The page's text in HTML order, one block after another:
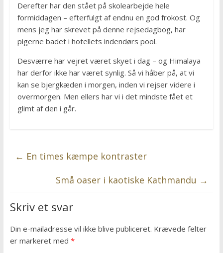
Derefter har den stået på skolearbejde hele
formiddagen – efterfulgt af endnu en god frokost. Og
mens jeg har skrevet på denne rejsedagbog, har
pigerne badet i hotellets indendørs pool.
Desværre har vejret været skyet i dag – og Himalaya
har derfor ikke har været synlig. Så vi håber på, at vi
kan se bjergkæden i morgen, inden vi rejser videre i
overmorgen. Men ellers har vi i det mindste fået et
glimt af den i går.
← En times kæmpe kontraster
Små oaser i kaotiske Kathmandu →
Skriv et svar
Din e-mailadresse vil ikke blive publiceret. Krævede felter
er markeret med *